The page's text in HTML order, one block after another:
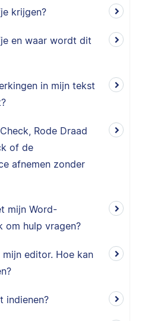
krijgen?
en waar wordt dit
in mijn tekst
Rode Draad
of de
afnemen zonder
mijn Word-
om hulp vragen?
editor. Hoe kan
indienen?